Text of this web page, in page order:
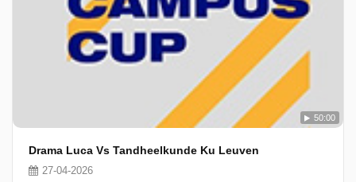
50:00
Drama Luca Vs Tandheelkunde Ku Leuven
27-04-2026